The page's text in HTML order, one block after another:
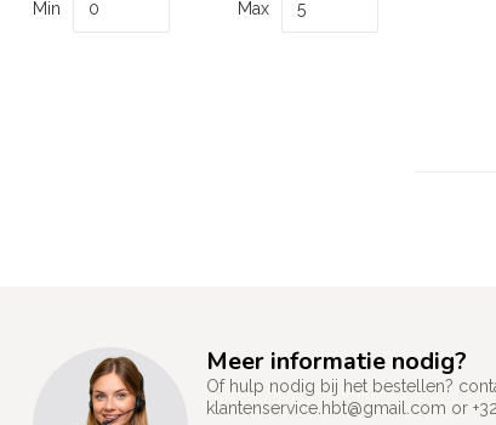
Min Max
Meer informatie nodig?
Of hulp nodig bij het bestellen?
klantenservice.hbt@gmail.com or